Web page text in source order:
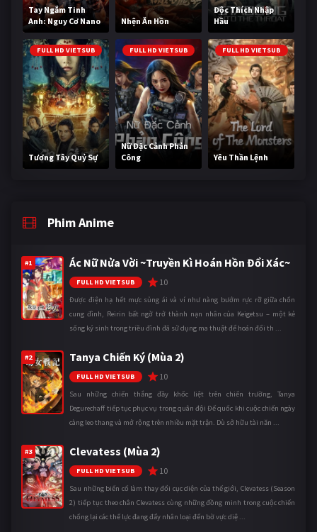
Tay Ngắm Tinh
Anh: Nguy Cơ Nano
Nhện Ăn Hồn
Độc Thích Nhập
Hầu
FULL HD VIETSUB
Tương Tây Quỷ Sự
FULL HD VIETSUB
Nữ Đặc Cảnh Phản
Công
FULL HD VIETSUB
Yêu Thần Lệnh
Phim Anime
#1 Ác Nữ Nửa Vời ~Truyền Kì Hoán Hồn Đổi Xác~
FULL HD VIETSUB 10
Được điện hạ hết mực sủng ái và ví như nàng bướm rực rỡ giữa chốn
cung đình, Reirin bất ngờ trở thành nạn nhân của Keigetsu – một kẻ
sống ký sinh trong triều đình đã sử dụng ma thuật để hoán đổi th ...
#2 Tanya Chiến Ký (Mùa 2)
FULL HD VIETSUB 10
Sau những chiến thắng đầy khốc liệt trên chiến trường, Tanya
Degurechaff tiếp tục phục vụ trong quân đội Đế quốc khi cuộc chiến ngày
càng leo thang và mở rộng trên nhiều mặt trận. Dù sở hữu tài năn ...
#3 Clevatess (Mùa 2)
FULL HD VIETSUB 10
Sau những biến cố làm thay đổi cục diện của thế giới, Clevatess (Season
2) tiếp tục theo chân Clevatess cùng những đồng minh trong cuộc chiến
chống lại các thế lực đang đẩy nhân loại đến bờ vực diệ ...